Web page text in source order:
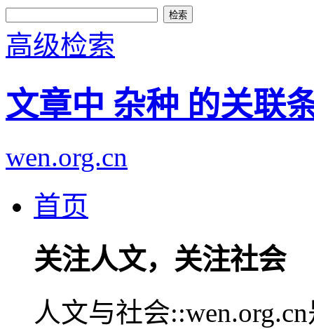
高级检索
文章中 杂种 的关联
wen.org.cn
首页
关注人文，关注社会
人文与社会